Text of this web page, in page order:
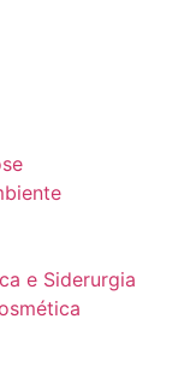
e Siderurgia